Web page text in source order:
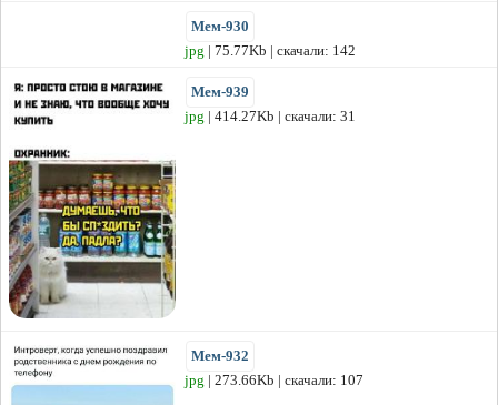
Мем-930
jpg | 75.77Kb | скачали: 142
Мем-939
jpg | 414.27Kb | скачали: 31
Мем-932
jpg | 273.66Kb | скачали: 107